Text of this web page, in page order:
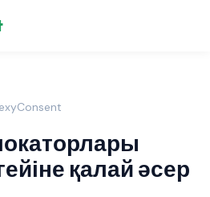
қалай әсер